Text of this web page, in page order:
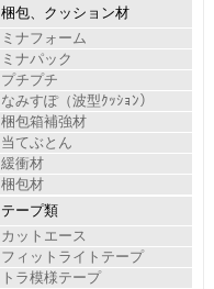
梱包、クッション材
ミナフォーム
ミナパック
プチプチ
なみすぽ（波型ｸｯｼｮﾝ）
梱包箱補強材
当てぶとん
緩衝材
梱包材
テープ類
カットエース
フィットライトテープ
トラ模様テープ